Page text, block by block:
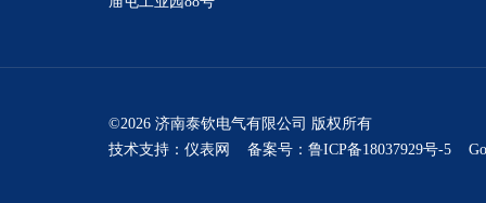
©2026 济南泰钦电气有限公司 版权所有
技术支持： 仪表网 备案号：鲁ICP备18037929号-5